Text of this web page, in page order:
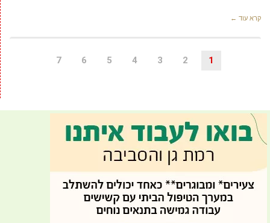
קרא עוד ←
1
2
3
4
5
6
7